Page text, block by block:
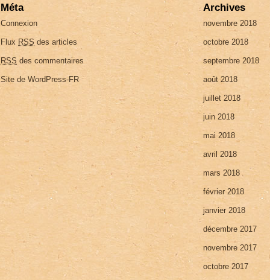
Méta
Connexion
Flux RSS des articles
RSS des commentaires
Site de WordPress-FR
Archives
novembre 2018
octobre 2018
septembre 2018
août 2018
juillet 2018
juin 2018
mai 2018
avril 2018
mars 2018
février 2018
janvier 2018
décembre 2017
novembre 2017
octobre 2017